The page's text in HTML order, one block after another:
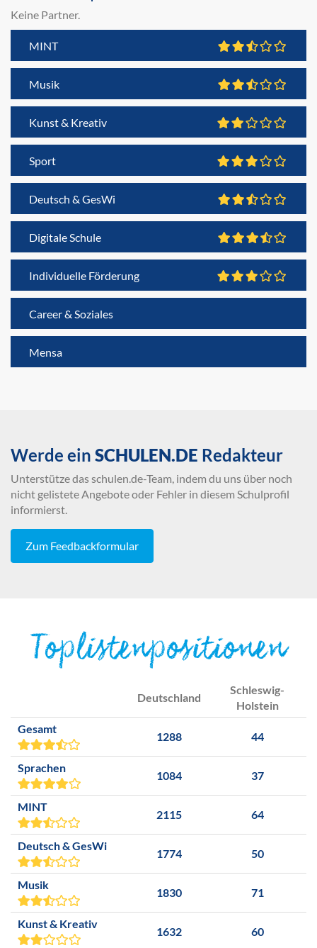
Keine Partner.
MINT
Musik
Kunst & Kreativ
Sport
Deutsch & GesWi
Digitale Schule
Individuelle Förderung
Career & Soziales
Mensa
Werde ein SCHULEN.DE Redakteur
Unterstütze das schulen.de-Team, indem du uns über noch
nicht gelistete Angebote oder Fehler in diesem Schulprofil
informierst.
Zum Feedbackformular
Toplistenpositionen
Deutschland
Schleswig-
Holstein
Gesamt
1288 44
Sprachen
1084 37
MINT
2115 64
Deutsch & GesWi
1774 50
Musik
1830 71
Kunst & Kreativ
1632 60